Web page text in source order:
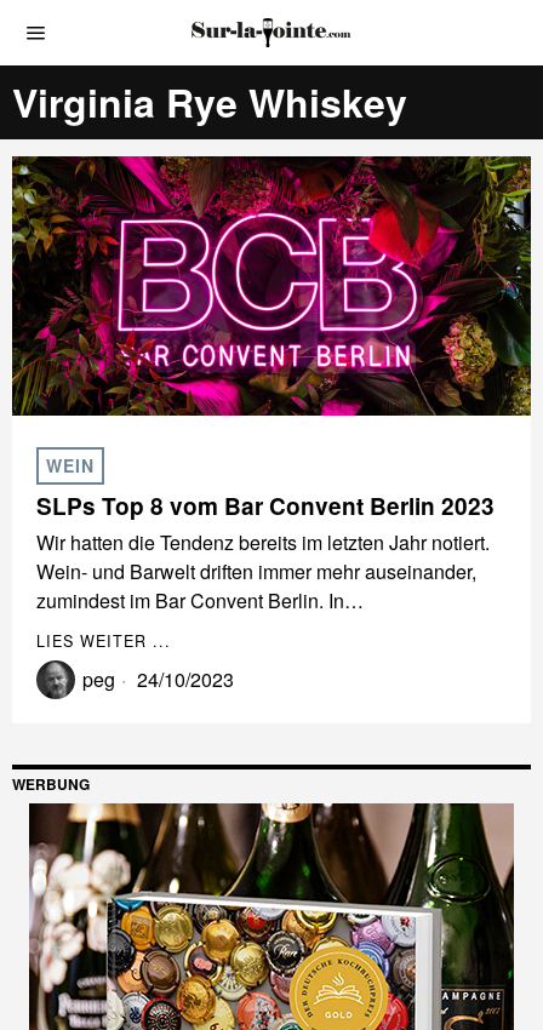
Virginia Rye Whiskey
WEIN
SLPs Top 8 vom Bar Convent Berlin 2023
Wir hatten die Tendenz bereits im letzten Jahr notiert.
Wein- und Barwelt driften immer mehr auseinander,
zumindest im Bar Convent Berlin. In…
LIES WEITER ...
peg 24/10/2023
WERBUNG